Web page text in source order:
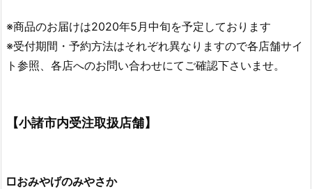
※商品のお届けは2020年5月中旬を予定しております
※受付期間・予約方法はそれぞれ異なりますので各店舗サイ
ト参照、各店へのお問い合わせにてご確認下さいませ。
【小諸市内受注取扱店舗】
□おみやげのみやさか